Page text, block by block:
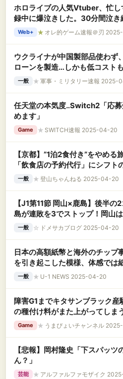
ホロライブの人気Vtuber、忙し
録中に爆泣きした。30分間泣
らすぎて運営の上の人にも直接
Web+ ★ オレ的ゲーム速報＠刃
ウクライナが中国製部品使わず
ローンを製造…しかも低コスト
一般 ★ 軍事・ミリタリー速報 2025-
任天堂の本気度‥Switch2「応
めます」
Game ★ SWITCH速報 2025-04-20
【京都】”1泊2食付き”をやめる
「飲食店の予約代行」にシフト
≪正直な本音≫があった
一般 ★ 登山ちゃんねる 2025-04-20
【J1第11節 岡山×鹿島】後半
島が連敗を3でストップ！岡山
一般 ☆ ドメサカブログ 2025-04-20
日本の高額紙幣と海外のチップ
を引き起こした模様、体感では
い……
一般 ★ U-1 NEWS 2025-04-20
障害G1までキタサンブラック
の種付け料がまた上がってしま
Game ★ うまぴょいチャンネル
【悲報】岡村隆史「下スパッ
ん？」
芸能 ★ アルファルファモザイク